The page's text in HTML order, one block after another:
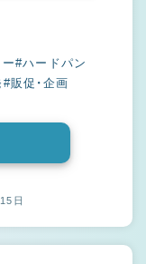
#ハードパン
#販促・企画
日